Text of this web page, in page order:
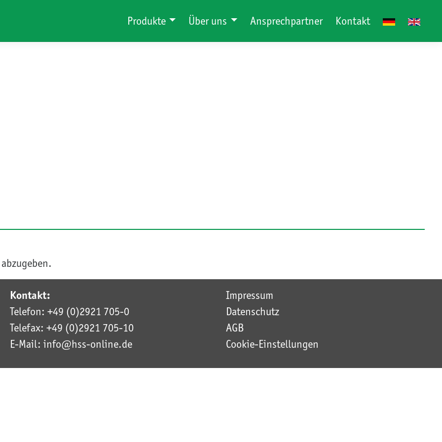
Produkte Über uns Ansprechpartner Kontakt
Kontakt:
Telefon: +49 (0)2921 705-0
Telefax: +49 (0)2921 705-10
E-Mail: info@hss-online.de
Impressum
Datenschutz
AGB
Cookie-Einstellungen